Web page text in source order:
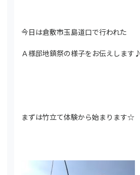
今日は倉敷市玉島道口で行われた
Ａ様邸地鎮祭の様子をお伝えします♪
まずは竹立て体験から始まります☆